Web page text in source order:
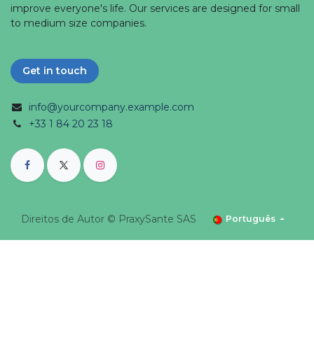
improve everyone's life. Our services are designed for small
to medium size companies.
Get in touch
info@yourcompany.example.com
+33 1 84 20 23 18
Direitos de Autor © PraxySante SAS Português